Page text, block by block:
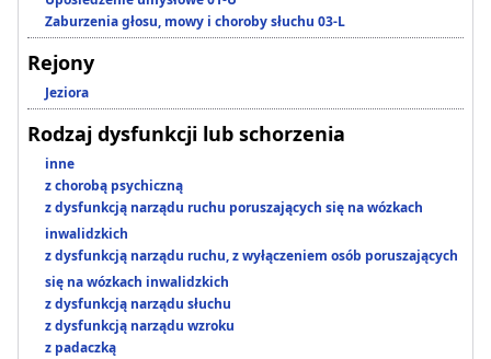
Zaburzenia głosu, mowy i choroby słuchu 03-L
Rejony
Jeziora
Rodzaj dysfunkcji lub schorzenia
inne
z chorobą psychiczną
z dysfunkcją narządu ruchu poruszających się na wózkach
inwalidzkich
z dysfunkcją narządu ruchu, z wyłączeniem osób poruszających
się na wózkach inwalidzkich
z dysfunkcją narządu słuchu
z dysfunkcją narządu wzroku
z padaczką